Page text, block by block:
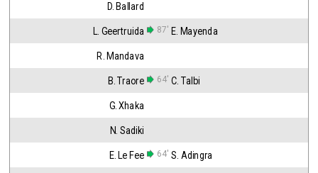
D. Ballard
L. Geertruida 87' E. Mayenda
R. Mandava
B. Traore 64' C. Talbi
G. Xhaka
N. Sadiki
E. Le Fee 64' S. Adingra